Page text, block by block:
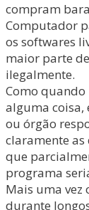
compram
Computador
os softwares
maior parte
ilegalmente.
Como quando
alguma
ou órgão
claramente as
que
programa
Mais uma vez
durante